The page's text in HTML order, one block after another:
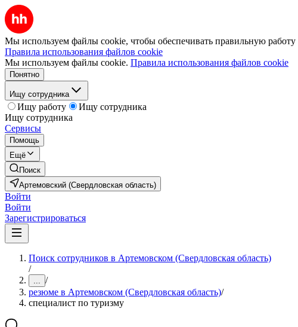
Мы используем файлы cookie, чтобы обеспечивать правильную работу
Правила использования файлов cookie
Мы используем файлы cookie. Правила использования файлов cookie
Понятно
Ищу сотрудника
Ищу работу
Ищу сотрудника
Ищу сотрудника
Сервисы
Помощь
Ещё
Поиск
Артемовский (Свердловская область)
Войти
Войти
Зарегистрироваться
Поиск сотрудников в Артемовском (Свердловская область)
/
... /
резюме в Артемовском (Свердловская область)/
специалист по туризму